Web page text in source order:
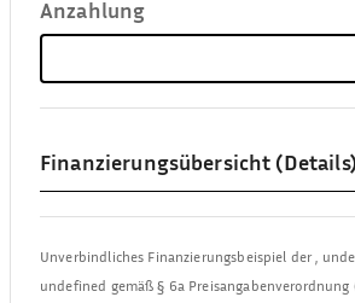
Anzahlung
Finanzierungsübersicht (Details)
Unverbindliches Finanzierungsbeispiel der
undefined gemäß § 6a Preisangabenverordnung